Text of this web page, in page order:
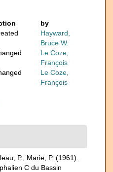
by
Hayward,
Bruce W.
Le Coze,
François
Le Coze,
François
P.; Marie, P. (1961).
C du Bassin